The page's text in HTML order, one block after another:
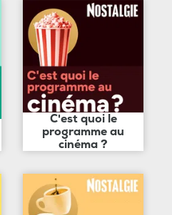
C'est quoi le
programme au
cinéma ?